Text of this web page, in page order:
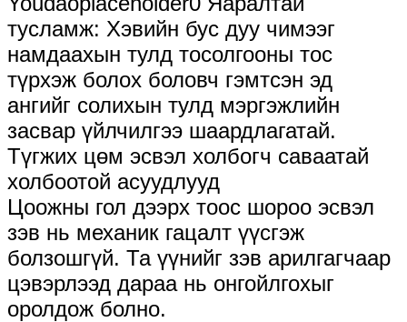
тусламж: Хэвийн бус дуу чимээг
намдаахын тулд тосолгооны тос
түрхэж болох боловч гэмтсэн эд
ангийг солихын тулд мэргэжлийн
засвар үйлчилгээ шаардлагатай.
Түгжих цөм эсвэл холбогч саваатай
холбоотой асуудлууд
Цоожны гол дээрх тоос шороо эсвэл
зэв нь механик гацалт үүсгэж
болзошгүй. Та үүнийг зэв арилгагчаар
цэвэрлээд дараа нь онгойлгохыг
оролдож болно.